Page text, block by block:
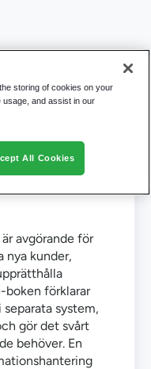
med
avgörande för
nya kunder,
boken förklarar
system,
gör det svårt
behöver. En
storing of cookies on your
usage, and assist in our
All Cookies